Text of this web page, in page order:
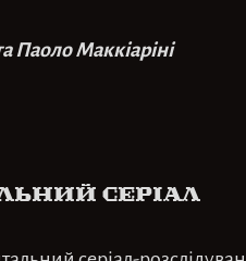
Паоло Маккіаріні
серіал